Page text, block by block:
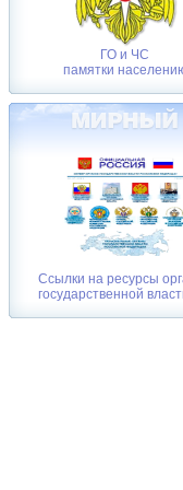
ГО и ЧС
памятки
Ссылки на ресурсы
государственной